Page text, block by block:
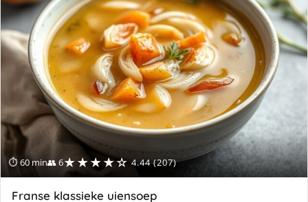
⏱ 60 min👥 6★★★★☆ 4.44 (207)
Franse klassieke uiensoep